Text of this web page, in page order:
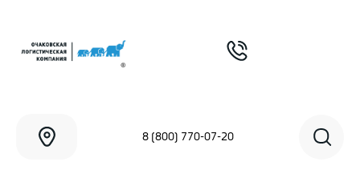
8 (800) 770-07-20